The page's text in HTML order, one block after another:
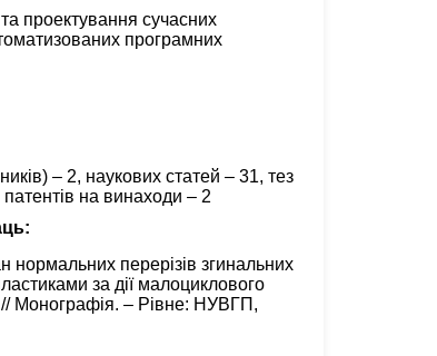
проектування сучасних
програмних
– 2, наукових статей – 31, тез
на винаходи – 2
перерізів згинальних
за дії малоциклового
Монографія. – Рівне: НУВГП,